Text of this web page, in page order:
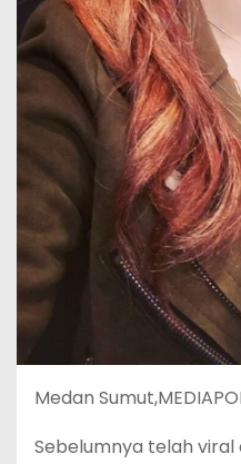
Medan
Sebelumnya telah viral